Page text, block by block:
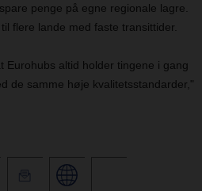
penge på egne regionale lagre.
flere lande med faste transittider.
altid holder tingene i gang
de samme høje kvalitetsstandarder,"